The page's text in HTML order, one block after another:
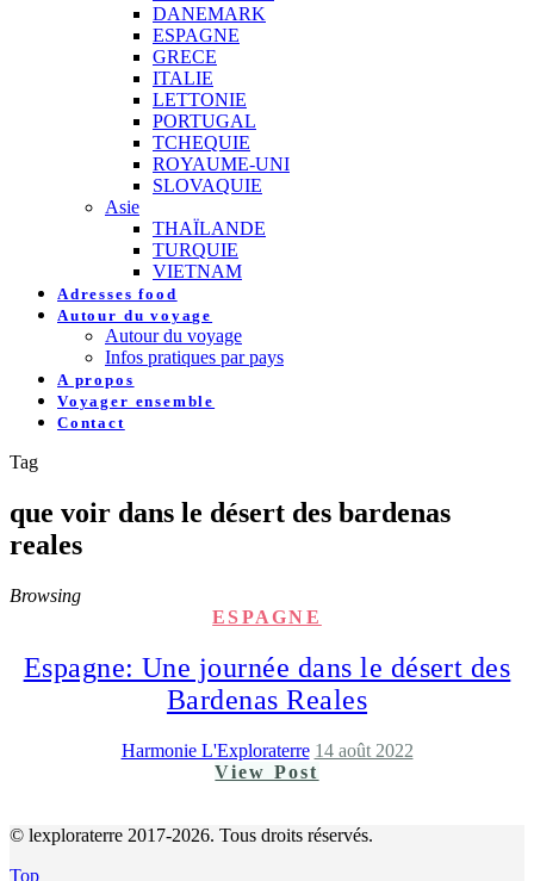
DANEMARK
ESPAGNE
GRECE
ITALIE
LETTONIE
PORTUGAL
TCHEQUIE
ROYAUME-UNI
SLOVAQUIE
Asie
THAÏLANDE
TURQUIE
VIETNAM
Adresses food
Autour du voyage
Autour du voyage
Infos pratiques par pays
A propos
Voyager ensemble
Contact
Tag
que voir dans le désert des bardenas
reales
Browsing
ESPAGNE
Espagne: Une journée dans le désert des
Bardenas Reales
Harmonie L'Exploraterre 14 août 2022
View Post
© lexploraterre 2017-2026. Tous droits réservés.
Top